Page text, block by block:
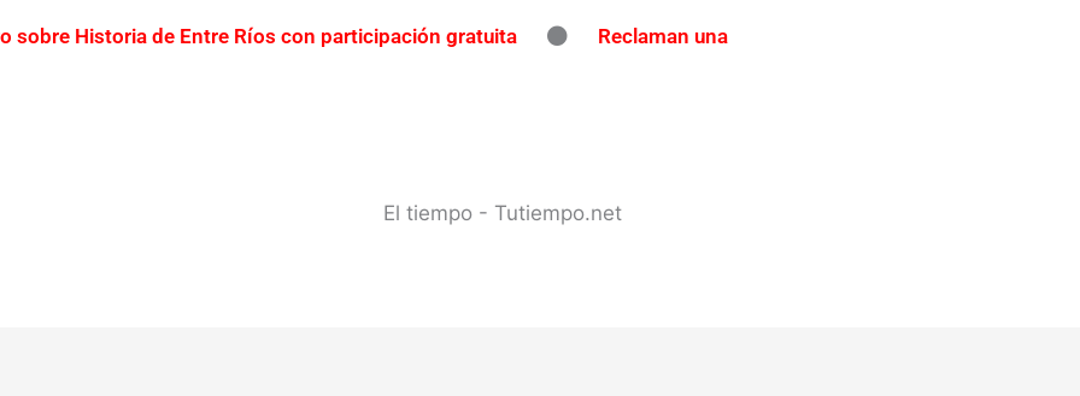
sobre Historia de Entre Ríos con participación gratuita
Reclaman una
El tiempo - Tutiempo.net